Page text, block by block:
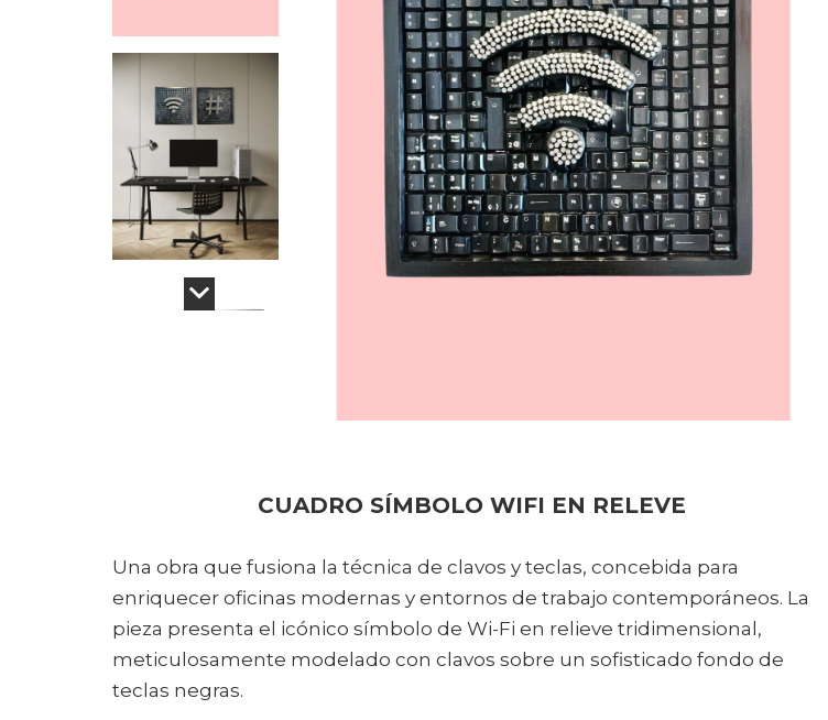
CUADRO SÍMBOLO WIFI EN RELEVE
Una obra que fusiona la técnica de clavos y teclas, concebida para
enriquecer oficinas modernas y entornos de trabajo contemporáneos. La
pieza presenta el icónico símbolo de Wi-Fi en relieve tridimensional,
meticulosamente modelado con clavos sobre un sofisticado fondo de
teclas negras.